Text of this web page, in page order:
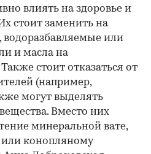
влиять на здоровье и
стоит заменить на
водоразбавляемые или
и масла на
стоит отказаться от
(например,
могут выделять
Вместо них
минеральной вате,
конопляному